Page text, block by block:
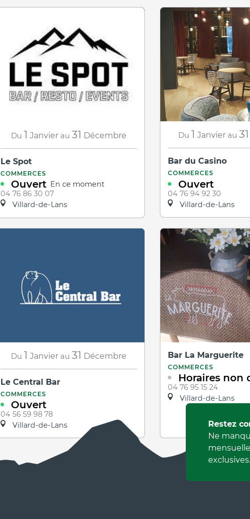
Du 1 Janvier au 31 Décembre
Le Spot
COMMERCES
Ouvert En ce moment
04 76 86 30 07
Villard-de-Lans
Du 1 Janvier au 31
Bar du Casino
COMMERCES
Ouvert
04 76 94 92 30
Villard-de-Lans
Du 1 Janvier au 31 Décembre
Le Central Bar
COMMERCES
Ouvert
04 56 59 98 78
Villard-de-Lans
Bar La Marguerite
COMMERCES
Horaires non
04 76 95 15 24
Villard-de-Lans
Restez
Ne
exclusives.